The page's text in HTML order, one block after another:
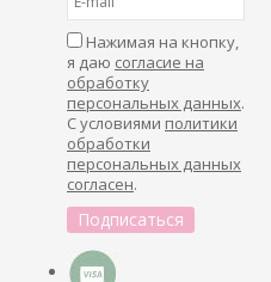
Нажимая на кнопку,
я даю согласие на
обработку
персональных данных.
С условиями политики
обработки
персональных данных
согласен.